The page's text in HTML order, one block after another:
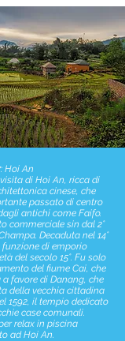
Hoi An
di Hoi An, ricca di
cinese, che
passato di centro
antichi come Faifo.
commerciale sin dal 2°
Decaduta nel 14°
funzione di emporio
del secolo 15°. Fu solo
del fiume Cai, che
favore di Danang, che
della vecchia cittadina
1592, il tempio dedicato
case comunali.
relax in piscina
ad Hoi An.